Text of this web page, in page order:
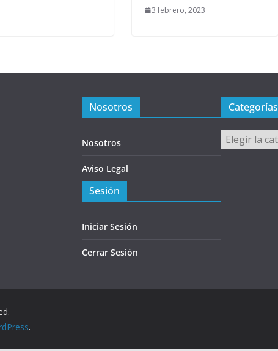
3 febrero, 2023
Nosotros
Nosotros
Aviso Legal
Sesión
Iniciar Sesión
Cerrar Sesión
Categorías
Categorías
.